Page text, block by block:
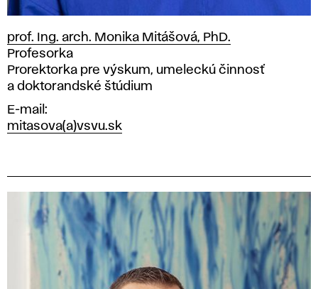
prof. Ing. arch. Monika Mitášová, PhD.
Pozícia
Profesorka
Prorektorka pre výskum, umeleckú činnosť
a doktorandské štúdium
E-mail
mitasova(a)vsvu.sk